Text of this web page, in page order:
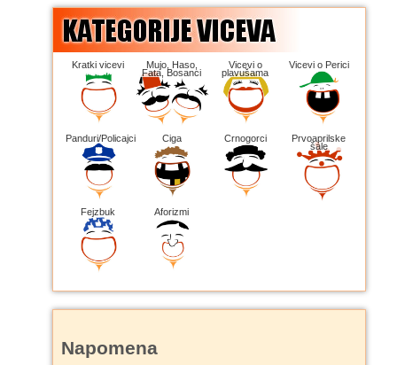
Kratki vicevi Mujo, Haso,
Fata, Bosanci
Vicevi o
plavušama
Vicevi o Perici
Panduri/Policajci Ciga Crnogorci Prvoaprilske
šale
Fejzbuk Aforizmi
Napomena